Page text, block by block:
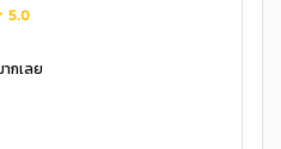
5.0
กเลย